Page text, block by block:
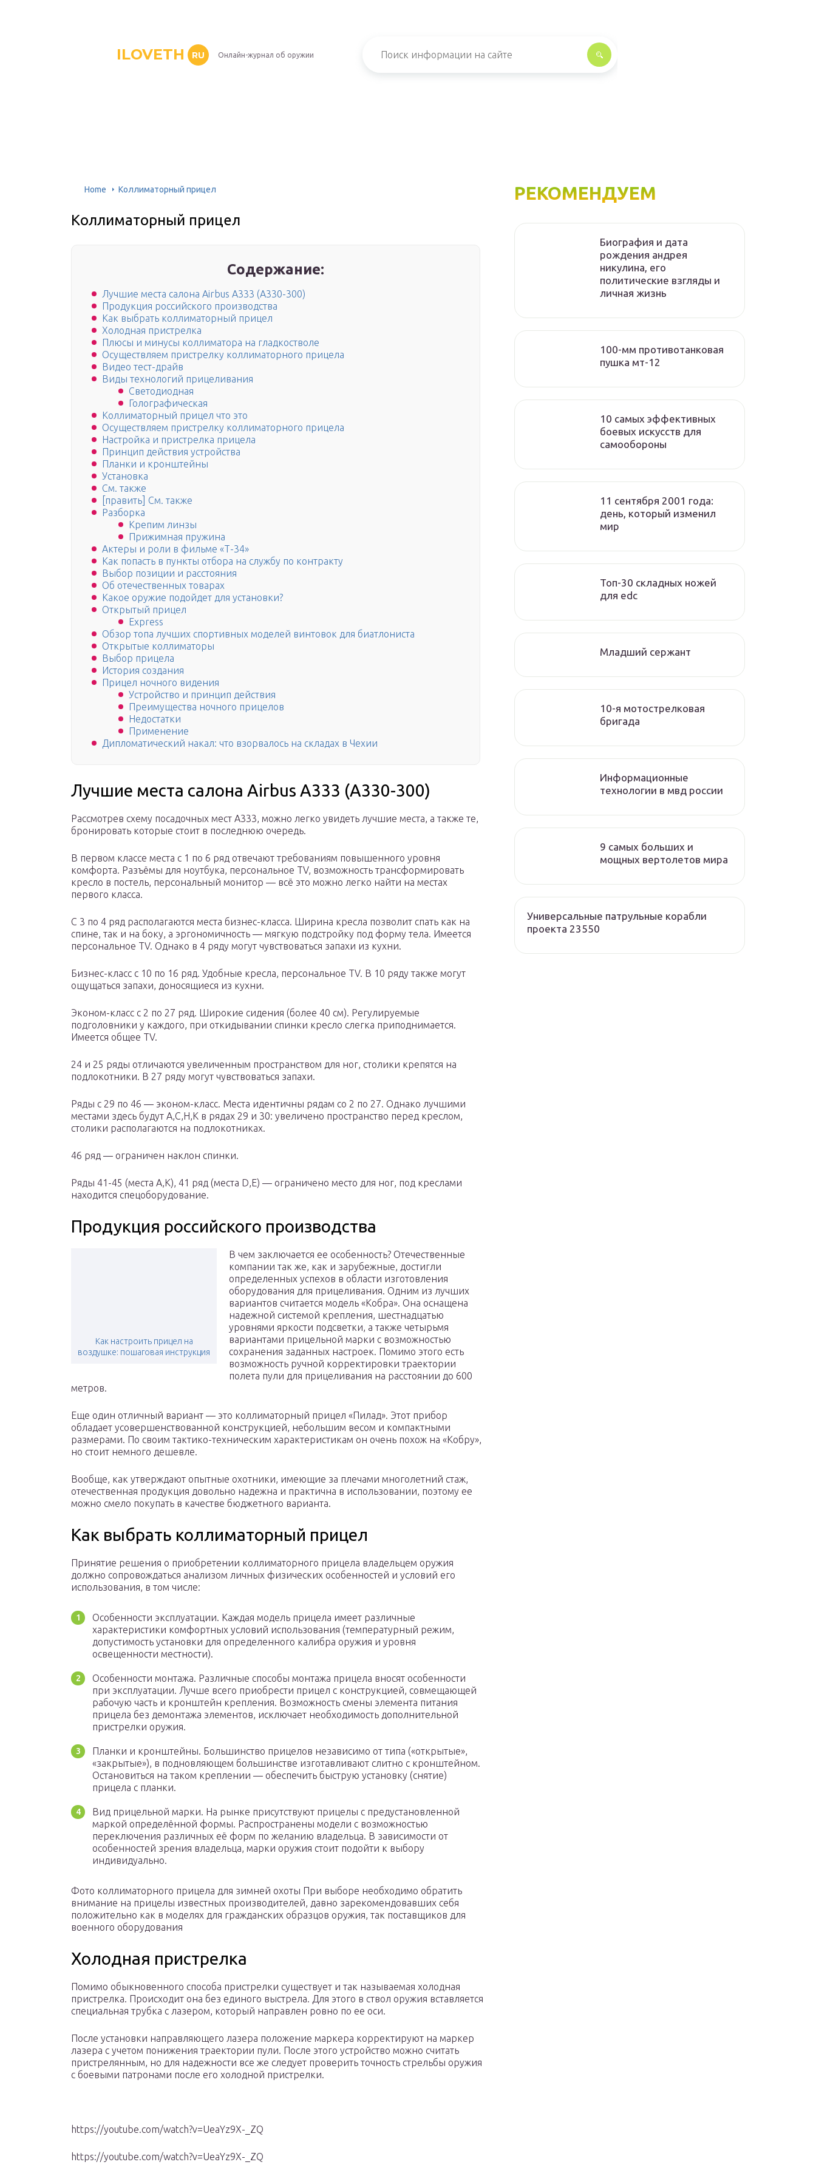
ILOVETH RU Онлайн-журнал об оружии
Home Коллиматорный прицел
Коллиматорный прицел
Содержание:
Лучшие места салона Airbus A333 (A330-300)
Продукция российского производства
Как выбрать коллиматорный прицел
Холодная пристрелка
Плюсы и минусы коллиматора на гладкостволе
Осуществляем пристрелку коллиматорного прицела
Видео тест-драйв
Виды технологий прицеливания
Светодиодная
Голографическая
Коллиматорный прицел что это
Осуществляем пристрелку коллиматорного прицела
Настройка и пристрелка прицела
Принцип действия устройства
Планки и кронштейны
Установка
См. также
[править] См. также
Разборка
Крепим линзы
Прижимная пружина
Актеры и роли в фильме «Т-34»
Как попасть в пункты отбора на службу по контракту
Выбор позиции и расстояния
Об отечественных товарах
Какое оружие подойдет для установки?
Открытый прицел
Express
Обзор топа лучших спортивных моделей винтовок для биатлониста
Открытые коллиматоры
Выбор прицела
История создания
Прицел ночного видения
Устройство и принцип действия
Преимущества ночного прицелов
Недостатки
Применение
Дипломатический накал: что взорвалось на складах в Чехии
Лучшие места салона Airbus A333 (A330-300)
Рассмотрев схему посадочных мест А333, можно легко увидеть лучшие места, а также те,
бронировать которые стоит в последнюю очередь.
В первом классе места с 1 по 6 ряд отвечают требованиям повышенного уровня
комфорта. Разъёмы для ноутбука, персональное TV, возможность трансформировать
кресло в постель, персональный монитор — всё это можно легко найти на местах
первого класса.
С 3 по 4 ряд располагаются места бизнес-класса. Ширина кресла позволит спать как на
спине, так и на боку, а эргономичность — мягкую подстройку под форму тела. Имеется
персональное TV. Однако в 4 ряду могут чувствоваться запахи из кухни.
Бизнес-класс с 10 по 16 ряд. Удобные кресла, персональное TV. В 10 ряду также могут
ощущаться запахи, доносящиеся из кухни.
Эконом-класс с 2 по 27 ряд. Широкие сидения (более 40 см). Регулируемые
подголовники у каждого, при откидывании спинки кресло слегка приподнимается.
Имеется общее TV.
24 и 25 ряды отличаются увеличенным пространством для ног, столики крепятся на
подлокотники. В 27 ряду могут чувствоваться запахи.
Ряды с 29 по 46 — эконом-класс. Места идентичны рядам со 2 по 27. Однако лучшими
местами здесь будут A,C,H,K в рядах 29 и 30: увеличено пространство перед креслом,
столики располагаются на подлокотниках.
46 ряд — ограничен наклон спинки.
Ряды 41-45 (места A,K), 41 ряд (места D,E) — ограничено место для ног, под креслами
находится спецоборудование.
Продукция российского производства
Как настроить прицел на
воздушке: пошаговая инструкция
В чем заключается ее особенность? Отечественные
компании так же, как и зарубежные, достигли
определенных успехов в области изготовления
оборудования для прицеливания. Одним из лучших
вариантов считается модель «Кобра». Она оснащена
надежной системой крепления, шестнадцатью
уровнями яркости подсветки, а также четырьмя
вариантами прицельной марки с возможностью
сохранения заданных настроек. Помимо этого есть
возможность ручной корректировки траектории
полета пули для прицеливания на расстоянии до 600
метров.
Еще один отличный вариант — это коллиматорный прицел «Пилад». Этот прибор
обладает усовершенствованной конструкцией, небольшим весом и компактными
размерами. По своим тактико-техническим характеристикам он очень похож на «Кобру»,
но стоит немного дешевле.
Вообще, как утверждают опытные охотники, имеющие за плечами многолетний стаж,
отечественная продукция довольно надежна и практична в использовании, поэтому ее
можно смело покупать в качестве бюджетного варианта.
Как выбрать коллиматорный прицел
Принятие решения о приобретении коллиматорного прицела владельцем оружия
должно сопровождаться анализом личных физических особенностей и условий его
использования, в том числе:
Особенности эксплуатации. Каждая модель прицела имеет различные
характеристики комфортных условий использования (температурный режим,
допустимость установки для определенного калибра оружия и уровня
освещенности местности).
Особенности монтажа. Различные способы монтажа прицела вносят особенности
при эксплуатации. Лучше всего приобрести прицел с конструкцией, совмещающей
рабочую часть и кронштейн крепления. Возможность смены элемента питания
прицела без демонтажа элементов, исключает необходимость дополнительной
пристрелки оружия.
Планки и кронштейны. Большинство прицелов независимо от типа («открытые»,
«закрытые»), в подновляющем большинстве изготавливают слитно с кронштейном.
Остановиться на таком креплении — обеспечить быструю установку (снятие)
прицела с планки.
Вид прицельной марки. На рынке присутствуют прицелы с предустановленной
маркой определённой формы. Распространены модели с возможностью
переключения различных её форм по желанию владельца. В зависимости от
особенностей зрения владельца, марки оружия стоит подойти к выбору
индивидуально.
Фото коллиматорного прицела для зимней охоты При выборе необходимо обратить
внимание на прицелы известных производителей, давно зарекомендовавших себя
положительно как в моделях для гражданских образцов оружия, так поставщиков для
военного оборудования
Холодная пристрелка
Помимо обыкновенного способа пристрелки существует и так называемая холодная
пристрелка. Происходит она без единого выстрела. Для этого в ствол оружия вставляется
специальная трубка с лазером, который направлен ровно по ее оси.
После установки направляющего лазера положение маркера корректируют на маркер
лазера с учетом понижения траектории пули. После этого устройство можно считать
пристрелянным, но для надежности все же следует проверить точность стрельбы оружия
с боевыми патронами после его холодной пристрелки.
https://youtube.com/watch?v=UeaYz9X-_ZQ
https://youtube.com/watch?v=UeaYz9X-_ZQ
РЕКОМЕНДУЕМ
Биография и дата
рождения андрея
никулина, его
политические взгляды и
личная жизнь
100-мм противотанковая
пушка мт-12
10 самых эффективных
боевых искусств для
самообороны
11 сентября 2001 года:
день, который изменил
мир
Топ-30 складных ножей
для edc
Младший сержант
10-я мотострелковая
бригада
Информационные
технологии в мвд россии
9 самых больших и
мощных вертолетов мира
Универсальные патрульные корабли
проекта 23550